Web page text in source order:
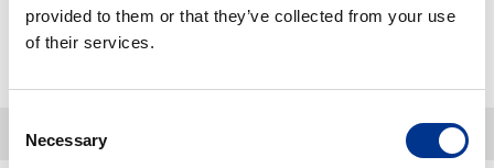
provided to them or that they’ve collected from your use
of their services.
Selection
Necessary
- +